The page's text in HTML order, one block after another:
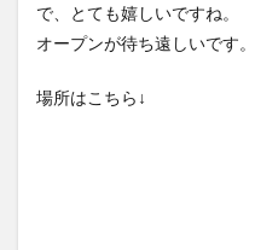
で、とても嬉しいですね。
オープンが待ち遠しいです。
場所はこちら↓